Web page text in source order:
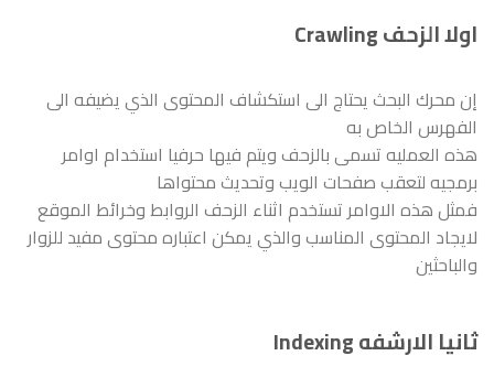
اولا الزحف Crawling
إن محرك البحث يحتاج الى استكشاف المحتوى الذي يضيفه الى
الفهرس الخاص به
هذه العمليه تسمى بالزحف ويتم فيها حرفيا استخدام اوامر
برمجيه لتعقب صفحات الويب وتحديث محتواها
فمثل هذه الاوامر تستخدم اثناء الزحف الروابط وخرائط الموقع
لايجاد المحتوى المناسب والذي يمكن اعتباره محتوى مفيد للزوار
والباحثين
ثانيا الارشفه Indexing